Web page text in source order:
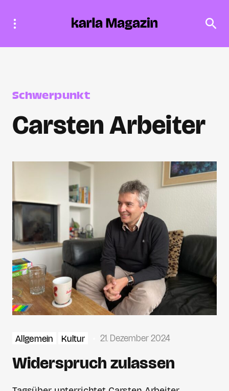
Schwerpunkt
Carsten Arbeiter
Allgemein Kultur 21. Dezember 2024
Widerspruch zulassen